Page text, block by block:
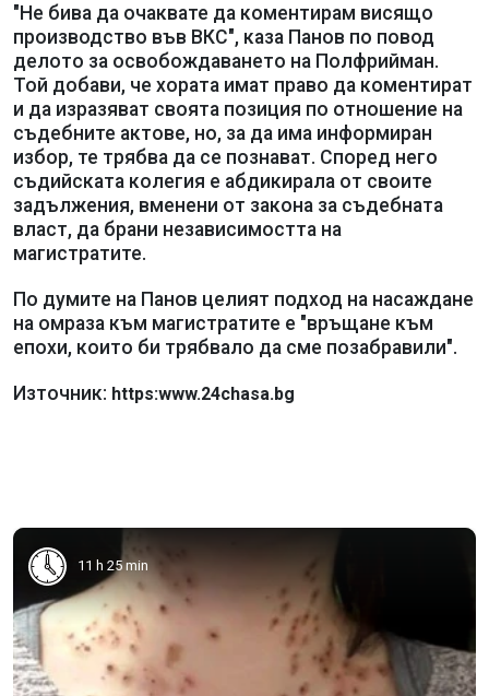
"Не бива да очаквате да коментирам висящо
производство във ВКС", каза Панов по повод
делото за освобождаването на Полфрийман.
Той добави, че хората имат право да коментират
и да изразяват своята позиция по отношение на
съдебните актове, но, за да има информиран
избор, те трябва да се познават. Според него
съдийската колегия е абдикирала от своите
задължения, вменени от закона за съдебната
власт, да брани независимостта на
магистратите.
По думите на Панов целият подход на насаждане
на омраза към магистратите е "връщане към
епохи, които би трябвало да сме позабравили".
Източник: https:www.24chasa.bg
11 h 25 min